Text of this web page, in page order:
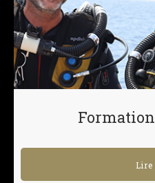
Lire